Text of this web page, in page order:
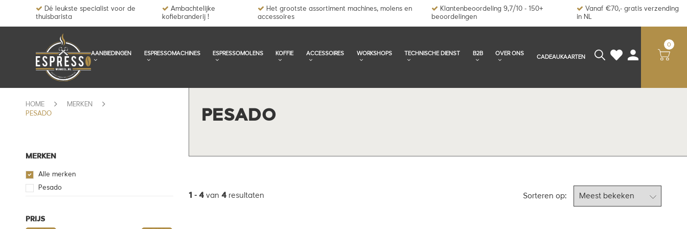
Dé leukste specialist voor de
thuisbarista
Ambachtelijke
kofiebranderij !
Het grootste assortiment machines, molens en
accessoires
Klantenbeoordeling 9,7/10 - 150+
beoordelingen
Vanaf €70,- gratis verzending
in NL
AANBIEDINGEN ESPRESSOMACHINES ESPRESSOMOLENS KOFFIE ACCESSOIRES WORKSHOPS TECHNISCHE DIENST B2B OVER ONS
CADEAUKAARTEN
0
HOME
MERKEN
PESADO
MERKEN
Alle merken
Pesado
PRIJS
PESADO
1 - 4van 4resultaten Sorteren op: